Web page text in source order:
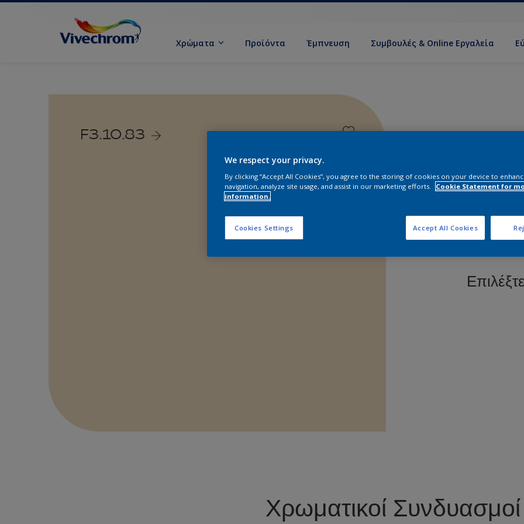
Χρώματα Προϊόντα Έμπνευση Συμβουλές & Online Εργαλεία
F3.10.83
Χρωματικοί Συνδυασμοί
We respect your privacy.
By clicking “Accept All Cookies”, you agree to the storing of cookies on your device to
navigation, analyze site usage, and assist in our marketing efforts.
Cookie Statement for
information.
Cookies Settings Accept All Cookies